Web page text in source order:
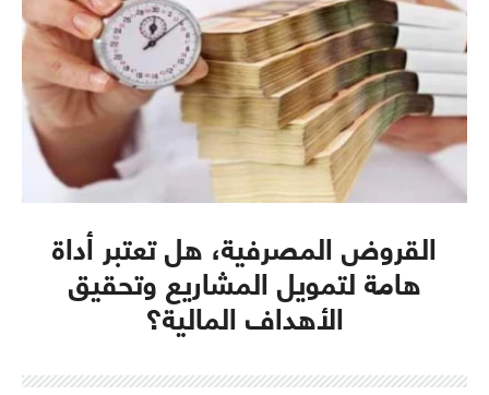
القروض المصرفية، هل تعتبر أداة
هامة لتمويل المشاريع وتحقيق
الأهداف المالية؟